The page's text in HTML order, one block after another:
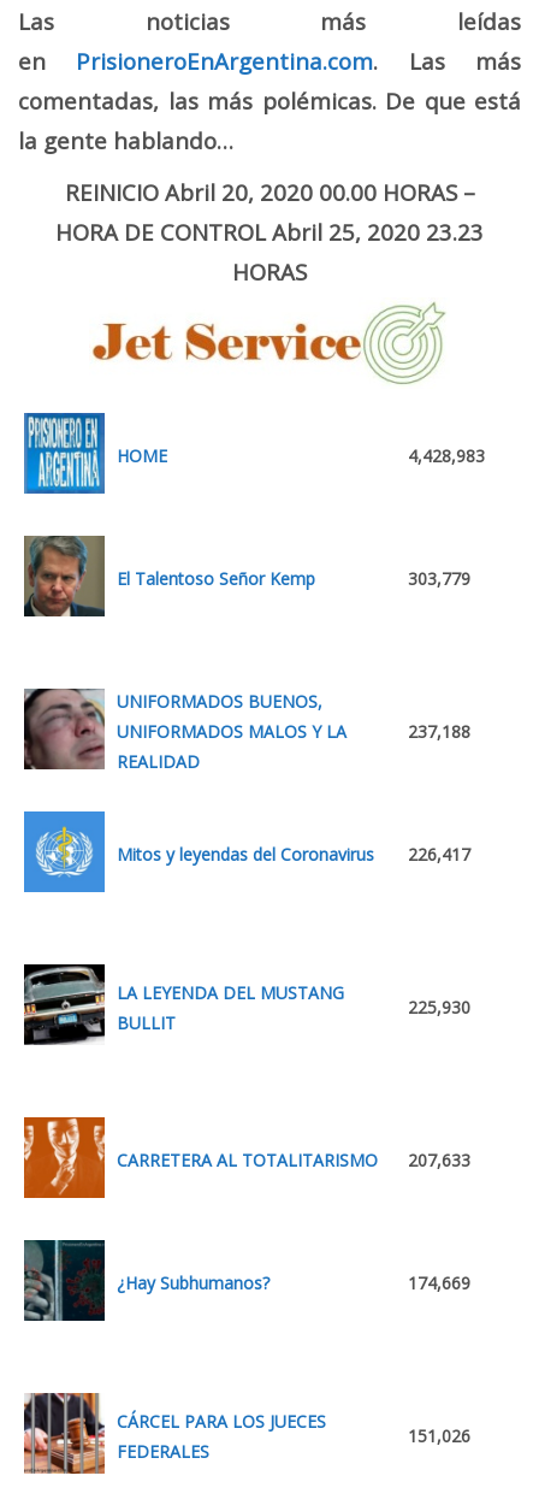
Las noticias más leídas
en PrisioneroEnArgentina.com. Las más
comentadas, las más polémicas. De que está
la gente hablando…
REINICIO Abril 20, 2020 00.00 HORAS –
HORA DE CONTROL Abril 25, 2020 23.23
HORAS
HOME 4,428,983
El Talentoso Señor Kemp 303,779
UNIFORMADOS BUENOS,
UNIFORMADOS MALOS Y LA
REALIDAD
237,188
Mitos y leyendas del Coronavirus 226,417
LA LEYENDA DEL MUSTANG
BULLIT
225,930
CARRETERA AL TOTALITARISMO 207,633
¿Hay Subhumanos? 174,669
CÁRCEL PARA LOS JUECES
FEDERALES
151,026